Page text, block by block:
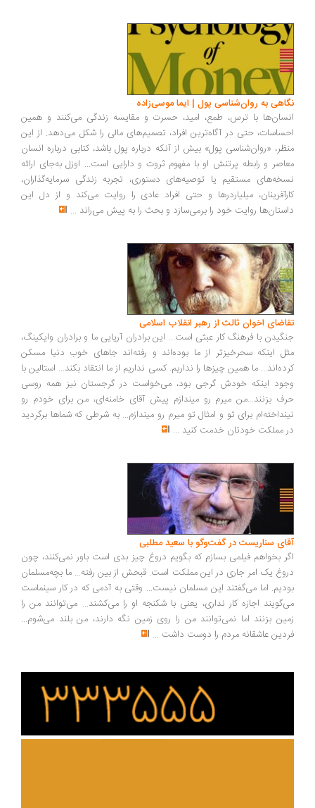
به روان‌شناسی پول | ایما موسی‌زاده
با ترس، طمع، امید، حسرت و مقایسه زندگی می‌کنند و همین
حتی در آگاه‌ترین افراد، تصمیم‌های مالی را شکل می‌دهد. از این
«روان‌شناسی پول» بیش از آنکه درباره پول باشد، کتابی درباره انسان
و رابطه پرتنش او با مفهوم ثروت و دارایی است... اوزل به‌جای ارائه
مستقیم یا توصیه‌های دستوری، تجربه زندگی سرمایه‌گذاران،
میلیاردرها و حتی افراد عادی را روایت می‌کند و از دل این
روایت خود را برمی‌سازد و بحث را به پیش می‌راند ...
اخوان ثالث از رهبر انقلاب اسلامی
با فرهنگ کار عبثی است... این برادران آریایی ما و برادران وایکینگ،
اینکه سحرخیزتر از ما بوده‌اند و رفته‌اند جاهای خوب دنیا مسکن
ما همین چیزها را نداریم. کسی نداریم از ما انتقاد بکند... استالین با
اینکه خودش گرجی بود، می‌خواست در گرجستان نیز همه روسی
بزنند...من میرم رو میندازم پیش آقای خامنه‌ای، من برای خودم رو
برای تو و امثال تو میرم رو میندازم... به شرطی که شماها برگردید
مملکت خودتان خدمت کنید...
سناریست در گفت‌وگو با سعید مطلبی
بخواهم فیلمی بسازم که بگویم دروغ چیز بدی است باور نمی‌کنند، چون
یک امر جاری در این مملکت است. قبحش از بین رفته... ما بچه‌مسلمان
اما می‌گفتند این مسلمان نیست... وقتی به آدمی که در کار سینماست
اجازه کار نداری، یعنی با شکنجه او را می‌کشند... می‌توانند من را
بزنند اما نمی‌توانند من را روی زمین نگه دارند، من بلند می‌شوم...
عاشقانه مردم را دوست داشت ...